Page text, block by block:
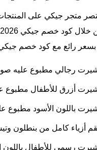
متجر جيكي على
بسعر رائع مع كود خصم
رجالي مطبوع عليه
أزرق للأطفال مطبوع
باللون الأسود مطبوع
أزياء كامل من بنطلون
رسمي للأطفال باللون